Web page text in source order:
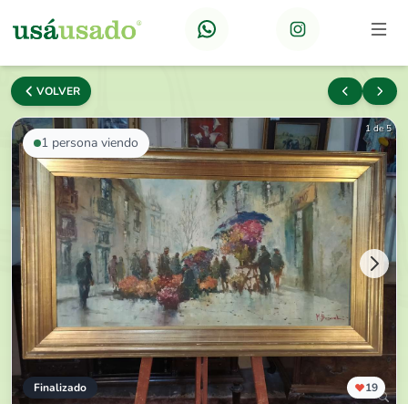
VOLVER
1 persona viendo
Finalizado 19
1 de 5